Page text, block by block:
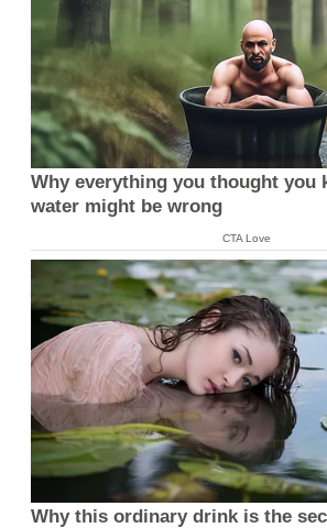
Why everything you thought you
water might be wrong
CTA Love
Why this ordinary drink is the